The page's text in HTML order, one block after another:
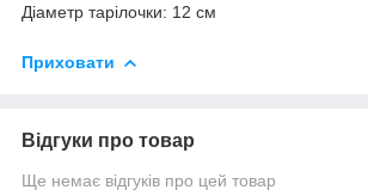
Діаметр тарілочки: 12 см
Приховати
Відгуки про товар
Ще немає відгуків про цей товар